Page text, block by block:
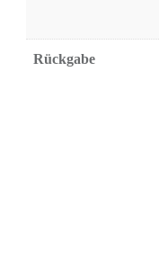
Rückgabe